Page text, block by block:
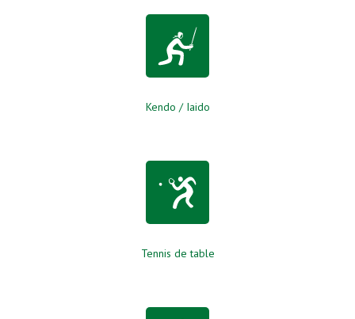
Kendo / Iaido
Tennis de table